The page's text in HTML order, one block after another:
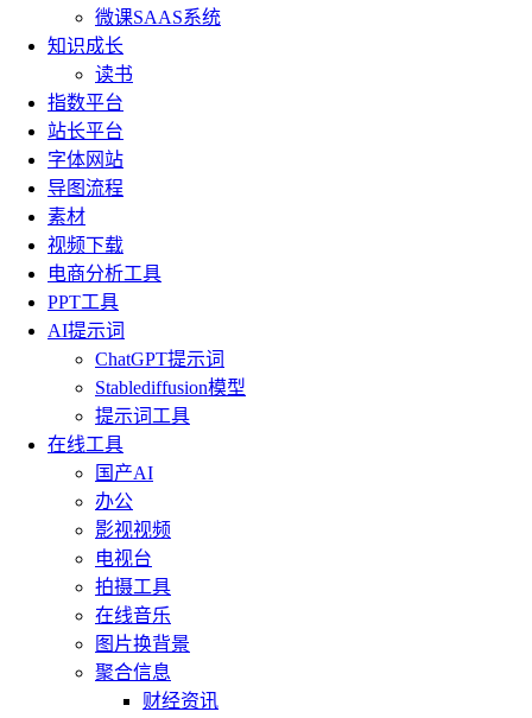
微课SAAS系统
知识成长
读书
指数平台
站长平台
字体网站
导图流程
素材
视频下载
电商分析工具
PPT工具
AI提示词
ChatGPT提示词
Stablediffusion模型
提示词工具
在线工具
国产AI
办公
影视视频
电视台
拍摄工具
在线音乐
图片换背景
聚合信息
财经资讯